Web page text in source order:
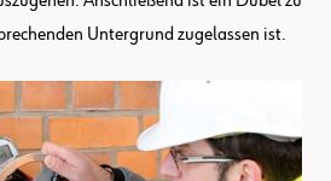
Untergrund zugelassen ist.